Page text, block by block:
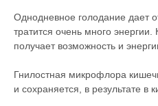
Однодневное голодание дает
тратится очень много
получает возможность и
Гнилостная микрофлора
и сохраняется, в результате в